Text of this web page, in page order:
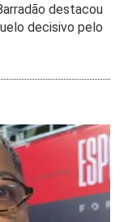
destacou
decisivo pelo